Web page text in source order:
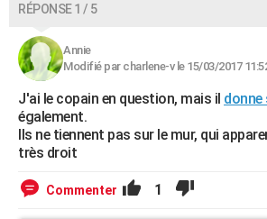
RÉPONSE 1 / 5
Annie
Modifié par charlene-v le 15/03/2017
J'ai le copain en question, mais il donne
également.
Ils ne tiennent pas sur le mur, qui
très droit
Commenter 1